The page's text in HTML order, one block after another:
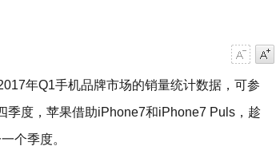
年Q1手机品牌市场的销量统计数据，可参
季度，苹果借助iPhone7和iPhone7 Puls，趁
个季度。